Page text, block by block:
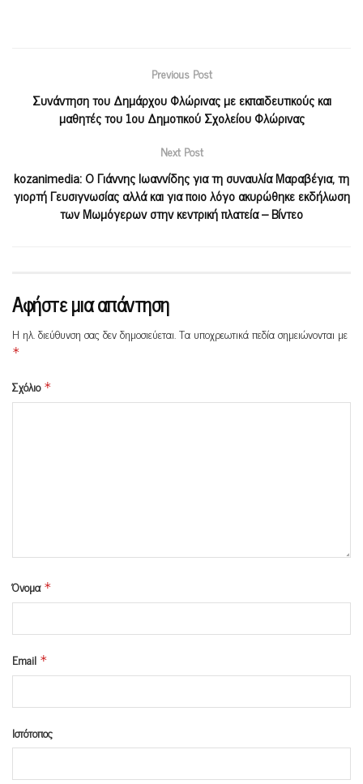
Previous Post
Συνάντηση του Δημάρχου Φλώρινας με εκπαιδευτικούς και
μαθητές του 1ου Δημοτικού Σχολείου Φλώρινας
Next Post
kozanimedia: Ο Γιάννης Ιωαννίδης για τη συναυλία Μαραβέγια, τη
γιορτή Γευσιγνωσίας αλλά και για ποιο λόγο ακυρώθηκε εκδήλωση
των Μωμόγερων στην κεντρική πλατεία – Βίντεο
Αφήστε μια απάντηση
Η ηλ. διεύθυνση σας δεν δημοσιεύεται.Τα υποχρεωτικά πεδία σημειώνονται με
*
Σχόλιο *
Όνομα *
Email *
Ιστότοπος